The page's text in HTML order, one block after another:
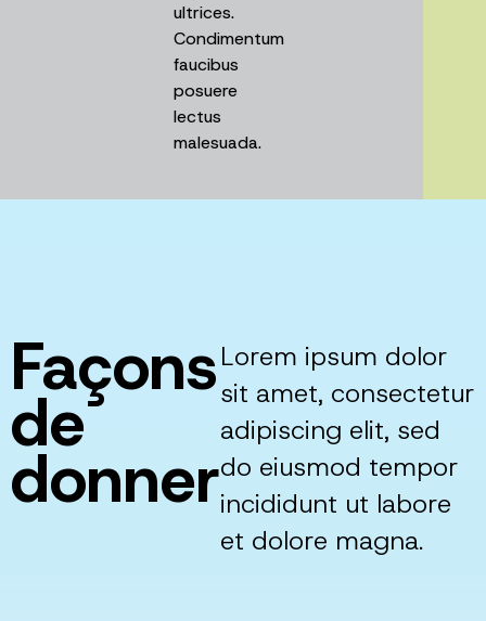
ultrices.
Condimentum
faucibus
posuere
lectus
malesuada.
Façons
de
donner
Lorem ipsum dolor
sit amet, consectetur
adipiscing elit, sed
do eiusmod tempor
incididunt ut labore
et dolore magna.